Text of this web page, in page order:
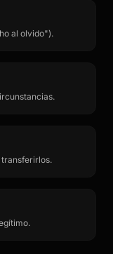
al olvido").